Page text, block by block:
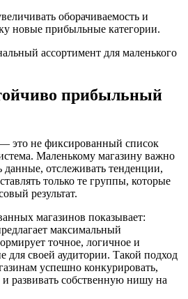
оборачиваемость и
новые прибыльные категории.
прибыльный
это не фиксированный список
Маленькому магазину важно
данные, отслеживать тенденции,
только те группы, которые
результат.
магазинов показывает:
максимальный
точное, логичное и
для своей аудитории. Такой подход
успешно конкурировать,
развивать собственную нишу на